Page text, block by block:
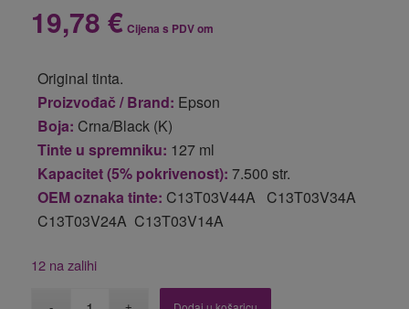
19,78 € Cijena s PDV om
Original tinta.
Proizvođač / Brand: Epson
Boja: Crna/Black (K)
Tinte u spremniku: 127 ml
Kapacitet (5% pokrivenost): 7.500 str.
OEM oznaka tinte: C13T03V44A C13T03V34A
C13T03V24A C13T03V14A
12 na zalihi